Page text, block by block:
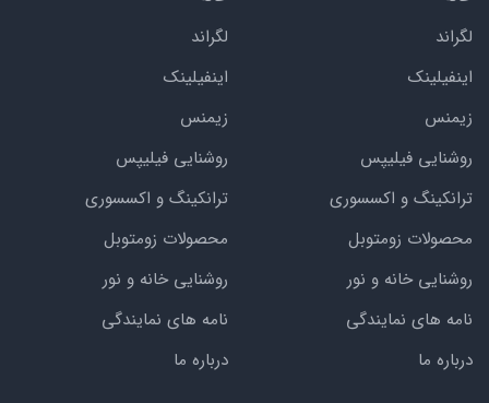
لگراند
اینفیلینک
زیمنس
روشنایی فیلیپس
ترانکینگ و اکسسوری
محصولات زومتوبل
روشنایی خانه و نور
نامه های نمایندگی
درباره ما
لگراند
اینفیلینک
زیمنس
روشنایی فیلیپس
ترانکینگ و اکسسوری
محصولات زومتوبل
روشنایی خانه و نور
نامه های نمایندگی
درباره ما